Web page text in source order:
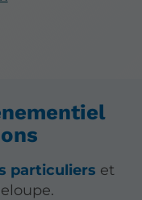
particuliers et